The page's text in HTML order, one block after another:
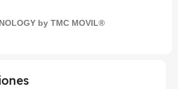
by TMC MOVIL®